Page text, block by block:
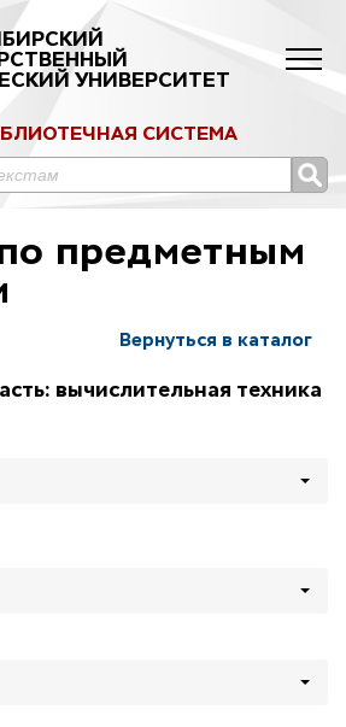
УНИВЕРСИТЕТ
СИСТЕМА
предметным
Вернуться в каталог
вычислительная техника